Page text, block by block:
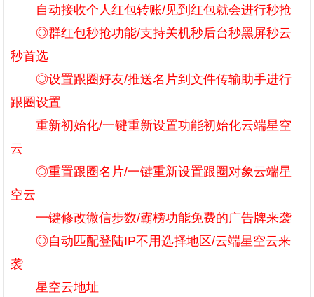
自动接收个人红包转账/见到红包就会进行秒抢
◎群红包秒抢功能/支持关机秒后台秒黑屏秒云
秒首选
◎设置跟圈好友/推送名片到文件传输助手进行
跟圈设置
重新初始化/一键重新设置功能初始化云端星空
云
◎重置跟圈名片/一键重新设置跟圈对象云端星
空云
一键修改微信步数/霸榜功能免费的广告牌来袭
◎自动匹配登陆IP不用选择地区/云端星空云来
袭
星空云地址